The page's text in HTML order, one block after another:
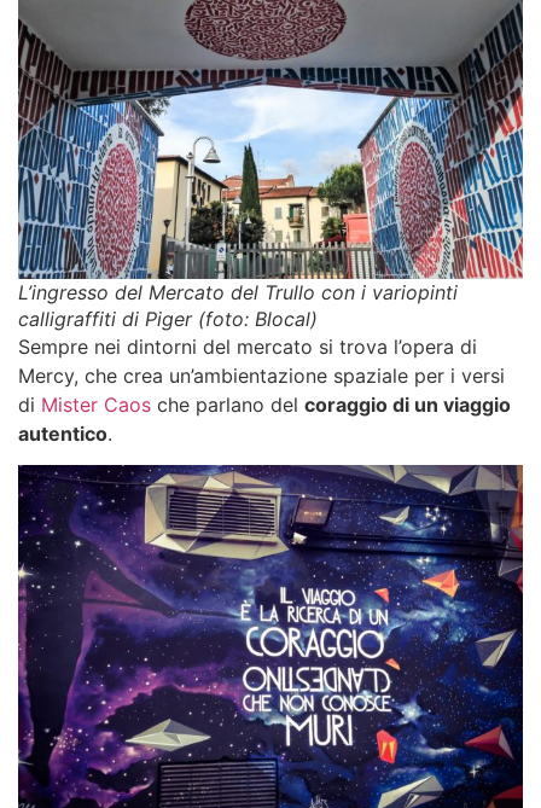
L’ingresso del Mercato del Trullo con i variopinti
calligraffiti di Piger (foto: Blocal)
Sempre nei dintorni del mercato si trova l’opera di
Mercy, che crea un’ambientazione spaziale per i versi
di Mister Caos che parlano del coraggio di un viaggio
autentico.